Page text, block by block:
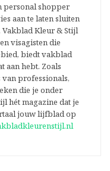
personal shopper
aan te laten sluiten
Kleur & Stijl
visagisten die
biedt vakblad
aan hebt. Zoals
professionals,
die je onder
hét magazine dat je
jouw lijfblad op